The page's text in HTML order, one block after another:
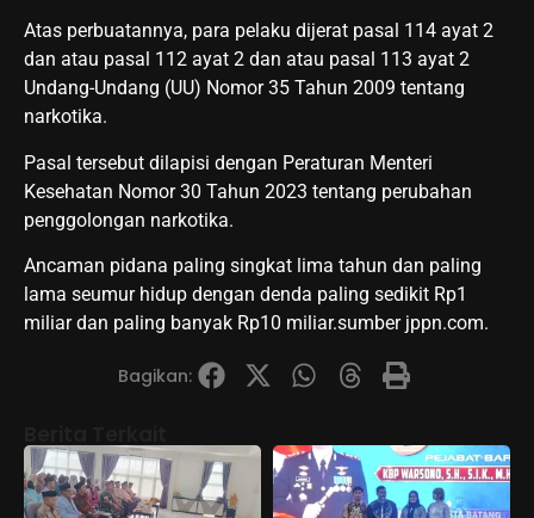
Atas perbuatannya, para pelaku dijerat pasal 114 ayat 2
dan atau pasal 112 ayat 2 dan atau pasal 113 ayat 2
Undang-Undang (UU) Nomor 35 Tahun 2009 tentang
narkotika.
Pasal tersebut dilapisi dengan Peraturan Menteri
Kesehatan Nomor 30 Tahun 2023 tentang perubahan
penggolongan narkotika.
Ancaman pidana paling singkat lima tahun dan paling
lama seumur hidup dengan denda paling sedikit Rp1
miliar dan paling banyak Rp10 miliar.sumber jppn.com.
Bagikan: